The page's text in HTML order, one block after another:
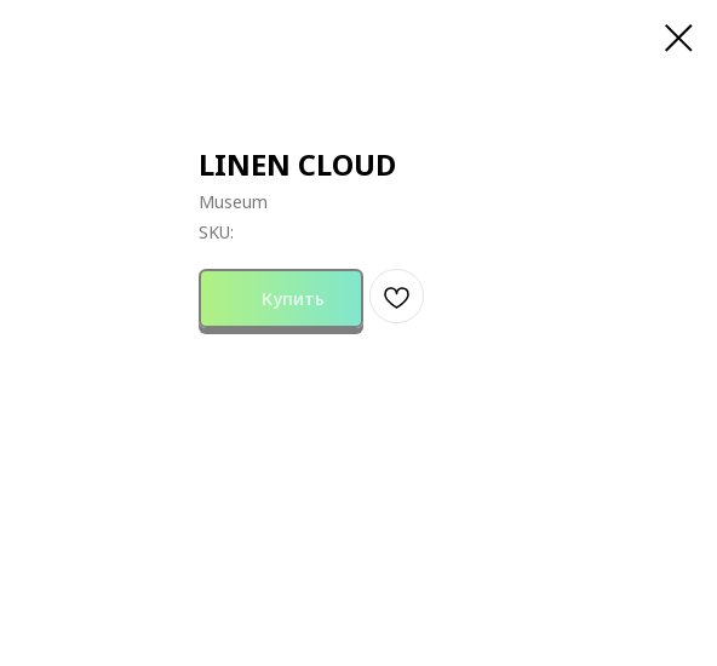
LINEN CLOUD
Museum
SKU:
Купить